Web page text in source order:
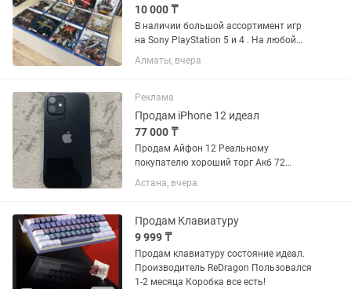
10 000 ₸
В наличии большой ассортимент игр
на Sony PlayStation 5 и 4 . На любой
вкус . Все игры лицензионные ,
оригинальные . Состояние идеал .
разные !
Алматы, вчера
Реклама
Продам iPhone 12 идеал
77 000 ₸
Продам Айфон 12 Реальному
покупателю хороший торг Акб 72
родной Память 128 Телефон не
вскрывалься По корпусу идеал Тру тон
только чехол
Астана, вчера
Продам Клавиатуру
9 999 ₸
Продам клавиатуру состояние идеал.
Производитель ReDragon Пользовался
1-2 месяца Коробка все есть!